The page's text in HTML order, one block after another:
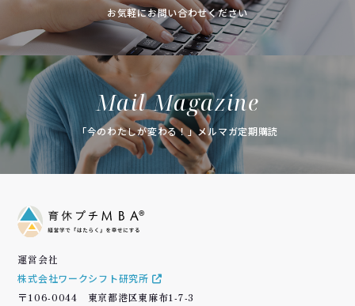
お気軽にお問い合わせください
Mail Magazine
「今のわたしが変わる！」メルマガ定期購読
運営会社
株式会社ワークシフト研究所
〒106-0044 東京都港区東麻布1-7-3